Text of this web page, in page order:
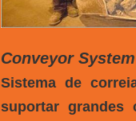
Conveyor System
Sistema de
suportar grandes